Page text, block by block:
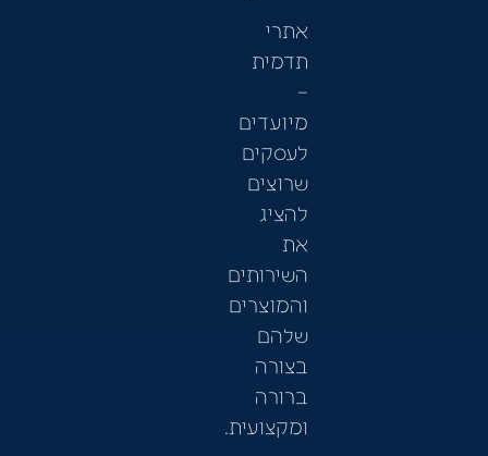
אתרי
תדמית
–
מיועדים
לעסקים
שרוצים
להציג
את
השירותים
והמוצרים
שלהם
בצורה
ברורה
ומקצועית.